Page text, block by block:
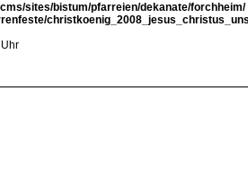
sites/bistum/pfarreien/dekanate/forchheim/